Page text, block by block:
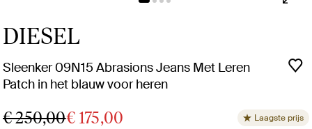
DIESEL
Sleenker 09N15 Abrasions Jeans Met Leren
Patch in het blauw voor heren
€ 250,00€ 175,00 Laagste prijs